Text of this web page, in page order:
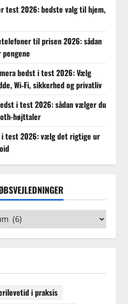
test 2026: bedste valg til hjem,
til prisen 2026: sådan
bedst i test 2026: Vælg
Wi‑Fi, sikkerhed og privatliv
i test 2026: sådan vælger du
højttaler
i test 2026: vælg det rigtige ur
i praksis